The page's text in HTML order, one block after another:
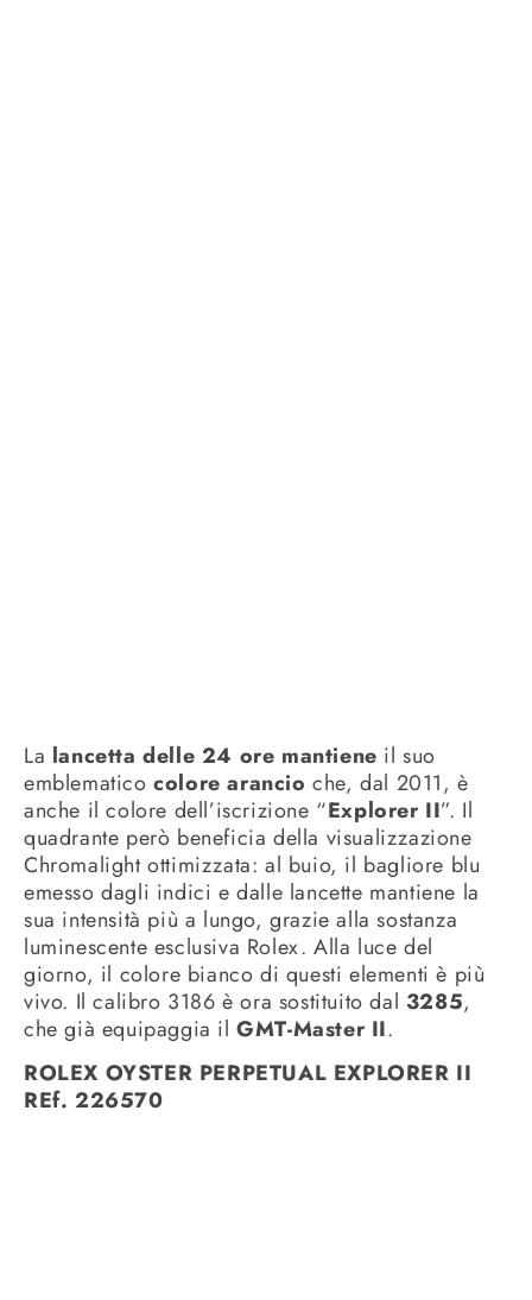
La lancetta delle 24 ore mantiene il suo
emblematicocolore arancio che, dal 2011, è
anche il colore dell’iscrizione “Explorer II”. Il
quadrante però beneficia della visualizzazione
Chromalight ottimizzata: al buio, il bagliore blu
emesso dagli indici e dalle lancette mantiene la
sua intensità più a lungo, grazie alla sostanza
luminescente esclusiva Rolex. Alla luce del
giorno, il colore bianco di questi elementi è più
vivo. Il calibro 3186 è ora sostituito dal 3285,
che già equipaggia ilGMT-Master II.
ROLEX OYSTER PERPETUAL EXPLORER II
REf. 226570